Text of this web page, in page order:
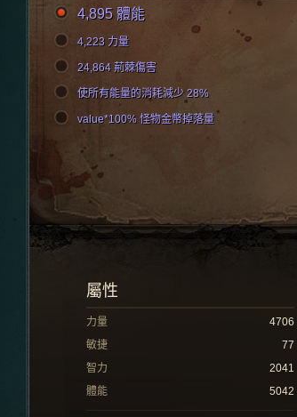
4,895 體能
4,223 力量
24,864 荊棘傷害
使所有能量的消耗減少 28%
value*100% 怪物金幣掉落量
屬性
力量
4706
敏捷
77
智力
2041
體能
5042